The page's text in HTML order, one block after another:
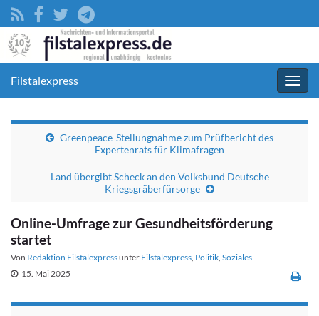
Filstalexpress
Greenpeace-Stellungnahme zum Prüfbericht des
Expertenrats für Klimafragen
Land übergibt Scheck an den Volksbund Deutsche
Kriegsgräberfürsorge
Online-Umfrage zur Gesundheitsförderung
startet
Von Redaktion Filstalexpressunter Filstalexpress, Politik, Soziales
15. Mai 2025